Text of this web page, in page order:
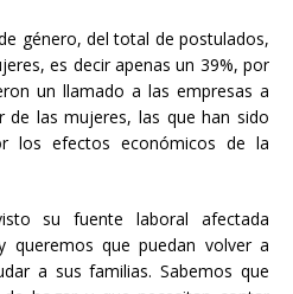
género, del total de postulados,
es decir apenas un 39%, por
un llamado a las empresas a
de las mujeres, las que han sido
los efectos económicos de la
su fuente laboral afectada
queremos que puedan volver a
a sus familias. Sabemos que